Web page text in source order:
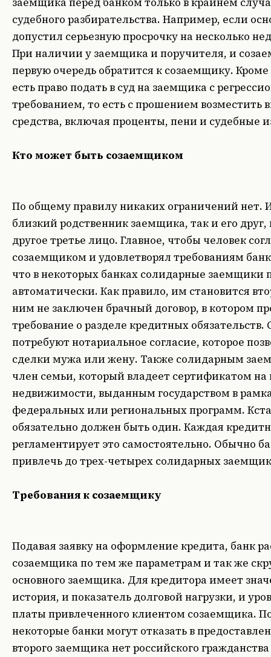
судебного разбирательства. Например, если
допустил серьезную просрочку на несколько
При наличии у заемщика и поручителя, и
первую очередь обратится к созаемщику.
есть право подать в суд на заемщика с
требованием, то есть с прошением возместить
средства, включая проценты, пени и судебные
Кто может быть созаемщиком
По общему правилу никаких ограничений нет.
близкий родственник заемщика, так и его
другое третье лицо. Главное, чтобы человек
созаемщиком и удовлетворял требованиям
что в некоторых банках солидарные заемщики
автоматически. Как правило, им становится
ним не заключен брачный договор, в котором
требование о разделе кредитных
потребуют нотариальное согласие, которое
сделки мужа или жену. Также солидарным
член семьи, который владеет сертификатом на
недвижимости, выданным государством в
федеральных или региональных программ.
обязательно должен быть один. Каждая
регламентирует это самостоятельно. Обычно
привлечь до трех-четырех солидарных
Требования к созаемщику
Подавая заявку на оформление кредита, банк
созаемщика по тем же параметрам и так же
основного заемщика. Для кредитора имеет
история, и показатель долговой нагрузки, и
платы привлеченного клиентом созаемщика.
некоторые банки могут отказать в
второго заемщика нет российского